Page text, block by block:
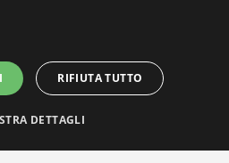
RIFIUTA TUTTO
DETTAGLI